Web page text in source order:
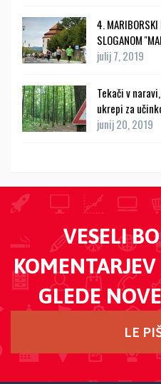
4. MARIBORSKI
SLOGANOM
julij 7, 2019
Tekači v
ukrepi za
junij 20, 2019
VESELI
GLEDE
LE